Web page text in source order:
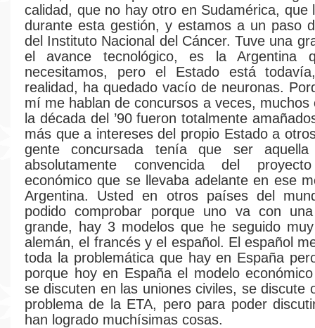
calidad, que no hay otro en Sudamérica, que
durante esta gestión, y estamos a un paso
del Instituto Nacional del Cáncer. Tuve una
el avance tecnológico, es la Argentina
necesitamos, pero el Estado está
realidad, ha quedado vacío de neuronas.
mí me hablan de concursos a veces, muchos
la década del ’90 fueron totalmente
más que a intereses del propio Estado a
gente concursada tenía que ser
absolutamente convencida del
económico que se llevaba adelante en ese
Argentina. Usted en otros países del
podido comprobar porque uno va con
grande, hay 3 modelos que he seguido
alemán, el francés y el español. El español
toda la problemática que hay en España
porque hoy en España el modelo
se discuten en las uniones civiles, se discute
problema de la ETA, pero para poder
han logrado muchísimas cosas.